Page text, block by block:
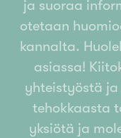
markkinatilanteissa.
Asiakkaani
“asiantunteva”,
asiakkaat ovat
lunastetaan.
ja suoraa
otetaan
kannalta.
asiassa!
yhteistyöstä
tehokkaasta
yksiötä ja